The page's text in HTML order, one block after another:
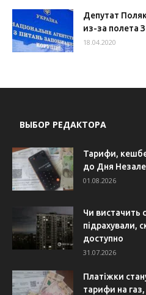
Депутат
из-за полета
18.04.2020
ВЫБОР РЕДАКТОРА
Тарифи,
до Дня
01.08.2026
Чи вистачить
підрахували,
доступно
31.07.2026
Платіжки
тарифи на газ,